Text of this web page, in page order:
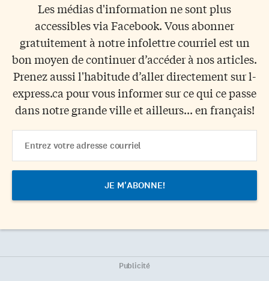
Les médias d'information ne sont plus
accessibles via Facebook. Vous abonner
gratuitement à notre infolettre courriel est un
bon moyen de continuer d’accéder à nos articles.
Prenez aussi l'habitude d’aller directement sur l-
express.ca pour vous informer sur ce qui ce passe
dans notre grande ville et ailleurs... en français!
Address
Publicité